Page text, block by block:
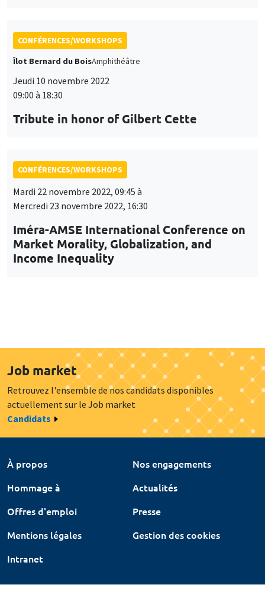
CONFÉRENCES/WORKSHOPS
Îlot Bernard du BoisAmphithéâtre
Jeudi 10 novembre 2022
09:00 à 18:30
Tribute in honor of Gilbert Cette
CONFÉRENCES/WORKSHOPS
Mardi 22 novembre 2022, 09:45 à
Mercredi 23 novembre 2022, 16:30
Iméra-AMSE International Conference on
Market Morality, Globalization, and
Income Inequality
Job market
Retrouvez l'ensemble de nos candidats disponibles
actuellement sur le Job market
Candidats
À propos
Nos engagements
Hommage à
Actualités
Offres d'emploi
Presse
Mentions légales
Gestion des cookies
Intranet